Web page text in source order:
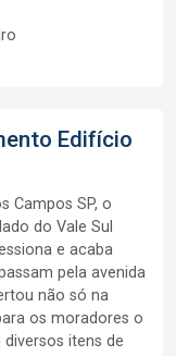
Edifício
Campos SP, o
do Vale Sul
e acaba
pela avenida
não só na
os moradores o
itens de